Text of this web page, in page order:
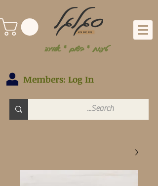
טיפוח * בישום * אווירה
Members: Log In